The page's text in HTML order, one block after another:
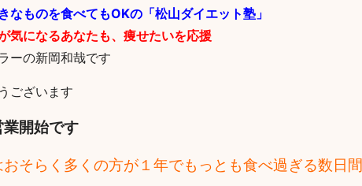
なものを食べてもOKの「松山ダイエット塾」
気になるあなたも、痩せたいを応援
ーの新岡和哉です
ございます
開始です
そらく多くの方が１年でもっとも食べ過ぎる数日間